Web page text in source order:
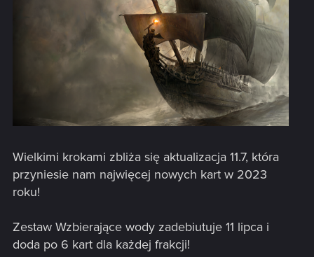
Wielkimi krokami zbliża się aktualizacja 11.7, która
przyniesie nam najwięcej nowych kart w 2023
roku!
Zestaw Wzbierające wody zadebiutuje 11 lipca i
doda po 6 kart dla każdej frakcji!